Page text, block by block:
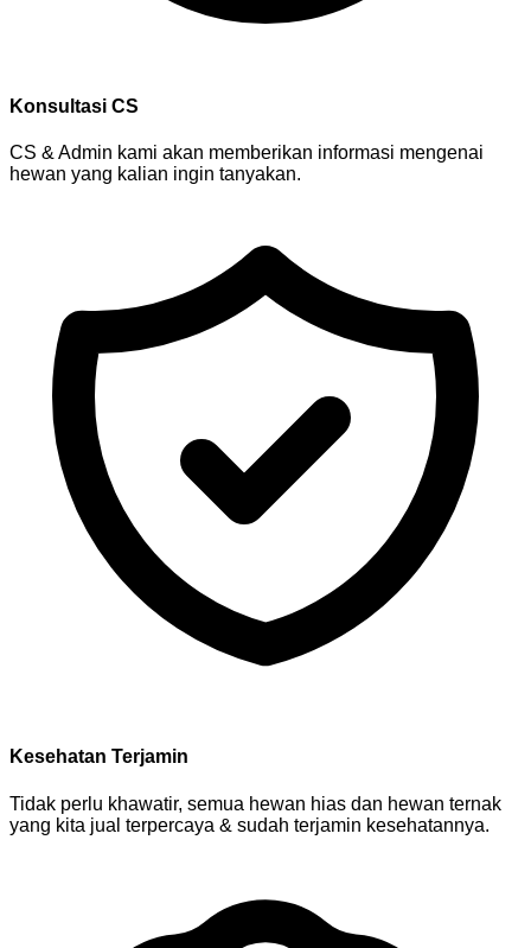
Konsultasi CS
CS & Admin kami akan memberikan informasi mengenai
hewan yang kalian ingin tanyakan.
Kesehatan Terjamin
Tidak perlu khawatir, semua hewan hias dan hewan ternak
yang kita jual terpercaya & sudah terjamin kesehatannya.